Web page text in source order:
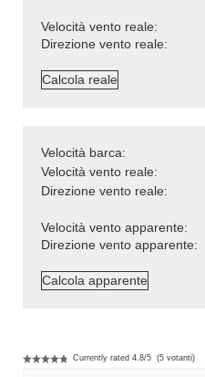
Velocità vento reale:
Direzione vento reale:
Velocità barca:
Velocità vento reale:
Direzione vento reale:
Velocità vento apparente:
Direzione vento apparente:
Currently rated 4.8/5 (5 votanti)